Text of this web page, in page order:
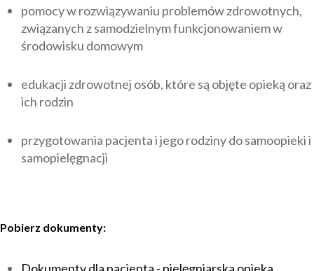
pomocy w rozwiązywaniu problemów zdrowotnych,
związanych z samodzielnym funkcjonowaniem w
środowisku domowym
edukacji zdrowotnej osób, które są objęte opieką oraz
ich rodzin
przygotowania pacjenta i jego rodziny do samoopieki i
samopielęgnacji
Pobierz dokumenty: